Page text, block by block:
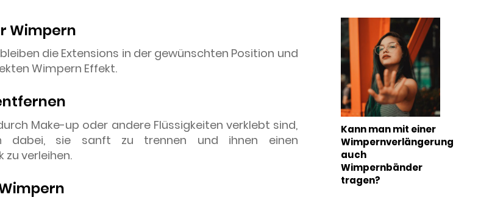
Wimpern
die Extensions in der gewünschten Position und
Wimpern Effekt.
Make-up oder andere Flüssigkeiten verklebt sind,
dabei, sie sanft zu trennen und ihnen einen
zu verleihen.
Kann man mit einer
Wimpernverlängerung
auch
Wimpernbänder
tragen?